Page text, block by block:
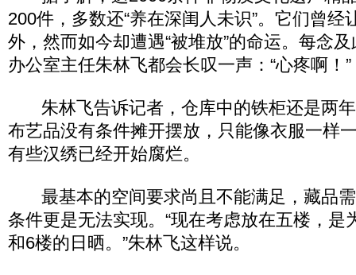
200件，多数还“养在深闺人未识”。它们曾经
外，然而如今却遭遇“被堆放”的命运。每念
办公室主任朱林飞都会长叹一声：“心疼啊！”
朱林飞告诉记者，仓库中的铁柜还是两年
布艺品没有条件摊开摆放，只能像衣服一样
有些汉绣已经开始腐烂。
最基本的空间要求尚且不能满足，藏品需
条件更是无法实现。“现在考虑放在五楼，是
和6楼的日晒。”朱林飞这样说。